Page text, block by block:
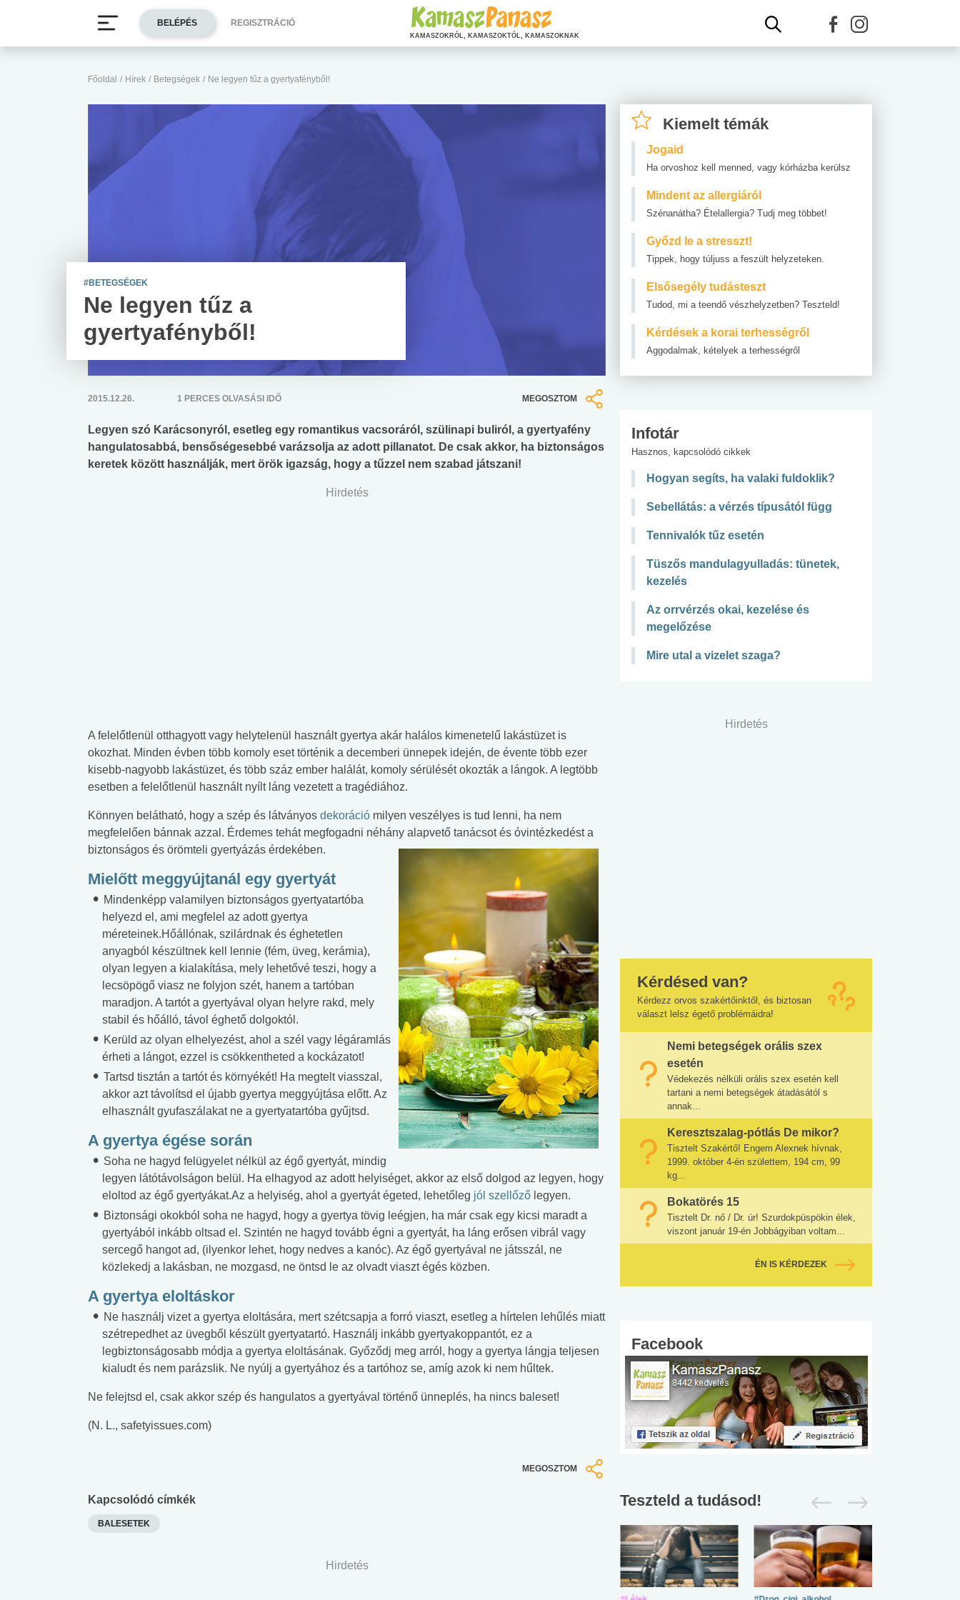
Főoldal / Hírek / Betegségek / Ne legyen tűz a gyertyafényből!
#BETEGSÉGEK
Ne legyen tűz a
gyertyafényből!
2015.12.26. 1 PERCES OLVASÁSI IDŐ MEGOSZTOM
Legyen szó Karácsonyról, esetleg egy romantikus vacsoráról, szülinapi buliról, a gyertyafény
hangulatosabbá, bensőségesebbé varázsolja az adott pillanatot. De csak akkor, ha biztonságos
keretek között használják, mert örök igazság, hogy a tűzzel nem szabad játszani!
Hirdetés
A felelőtlenül otthagyott vagy helytelenül használt gyertya akár halálos kimenetelű lakástüzet is
okozhat. Minden évben több komoly eset történik a decemberi ünnepek idején, de évente több ezer
kisebb-nagyobb lakástüzet, és több száz ember halálát, komoly sérülését okozták a lángok. A legtöbb
esetben a felelőtlenül használt nyílt láng vezetett a tragédiához.
Könnyen belátható, hogy a szép és látványos dekoráció milyen veszélyes is tud lenni, ha nem
megfelelően bánnak azzal. Érdemes tehát megfogadni néhány alapvető tanácsot és óvintézkedést a
biztonságos és örömteli gyertyázás érdekében.
Mielőtt meggyújtanál egy gyertyát
Mindenképp valamilyen biztonságos gyertyatartóba
helyezd el, ami megfelel az adott gyertya
méreteinek.Hőállónak, szilárdnak és éghetetlen
anyagból készültnek kell lennie (fém, üveg, kerámia),
olyan legyen a kialakítása, mely lehetővé teszi, hogy a
lecsöpögő viasz ne folyjon szét, hanem a tartóban
maradjon. A tartót a gyertyával olyan helyre rakd, mely
stabil és hőálló, távol éghető dolgoktól.
Kerüld az olyan elhelyezést, ahol a szél vagy légáramlás
érheti a lángot, ezzel is csökkentheted a kockázatot!
Tartsd tisztán a tartót és környékét! Ha megtelt viasszal,
akkor azt távolítsd el újabb gyertya meggyújtása előtt. Az
elhasznált gyufaszálakat ne a gyertyatartóba gyűjtsd.
A gyertya égése során
Soha ne hagyd felügyelet nélkül az égő gyertyát, mindig
legyen látótávolságon belül. Ha elhagyod az adott helyiséget, akkor az első dolgod az legyen, hogy
eloltod az égő gyertyákat.Az a helyiség, ahol a gyertyát égeted, lehetőleg jól szellőző legyen.
Biztonsági okokból soha ne hagyd, hogy a gyertya tövig leégjen, ha már csak egy kicsi maradt a
gyertyából inkább oltsad el. Szintén ne hagyd tovább égni a gyertyát, ha láng erősen vibrál vagy
sercegő hangot ad, (ilyenkor lehet, hogy nedves a kanóc). Az égő gyertyával ne játsszál, ne
közlekedj a lakásban, ne mozgasd, ne öntsd le az olvadt viaszt égés közben.
A gyertya eloltáskor
Ne használj vizet a gyertya eloltására, mert szétcsapja a forró viaszt, esetleg a hírtelen lehűlés miatt
szétrepedhet az üvegből készült gyertyatartó. Használj inkább gyertyakoppantót, ez a
legbiztonságosabb módja a gyertya eloltásának. Győződj meg arról, hogy a gyertya lángja teljesen
kialudt és nem parázslik. Ne nyúlj a gyertyához és a tartóhoz se, amíg azok ki nem hűltek.
Ne felejtsd el, csak akkor szép és hangulatos a gyertyával történő ünneplés, ha nincs baleset!
(N. L., safetyissues.com)
MEGOSZTOM
Kapcsolódó címkék
BALESETEK
Hirdetés
Kiemelt témák
Jogaid
Ha orvoshoz kell menned, vagy kórházba kerülsz
Mindent az allergiáról
Szénanátha? Ételallergia? Tudj meg többet!
Győzd le a stresszt!
Tippek, hogy túljuss a feszült helyzeteken.
Elsősegély tudásteszt
Tudod, mi a teendő vészhelyzetben? Teszteld!
Kérdések a korai terhességről
Aggodalmak, kételyek a terhességről
Infotár
Hasznos, kapcsolódó cikkek
Hogyan segíts, ha valaki fuldoklik?
Sebellátás: a vérzés típusától függ
Tennivalók tűz esetén
Tüszős mandulagyulladás: tünetek,
kezelés
Az orrvérzés okai, kezelése és
megelőzése
Mire utal a vizelet szaga?
Hirdetés
Kérdésed van?
Kérdezz orvos szakértőinktől, és biztosan
választ lelsz égető problémáidra!
Nemi betegségek orális szex
esetén
Védekezés nélküli orális szex esetén kell
tartani a nemi betegségek átadásától s
annak...
Keresztszalag-pótlás De mikor?
Tisztelt Szakértő! Engem Alexnek hívnak,
1999. október 4-én születtem, 194 cm, 99
kg...
Bokatörés 15
Tisztelt Dr. nő / Dr. úr! Szurdokpüspökin élek,
viszont január 19-én Jobbágyiban voltam...
ÉN IS KÉRDEZEK
Facebook
Teszteld a tudásod!
BELÉPÉS REGISZTRÁCIÓ
KAMASZOKRÓL, KAMASZOKTÓL, KAMASZOKNAK